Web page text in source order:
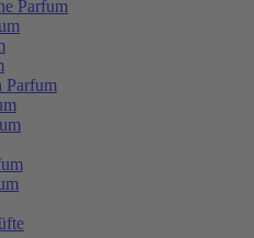
Parfum
Parfum